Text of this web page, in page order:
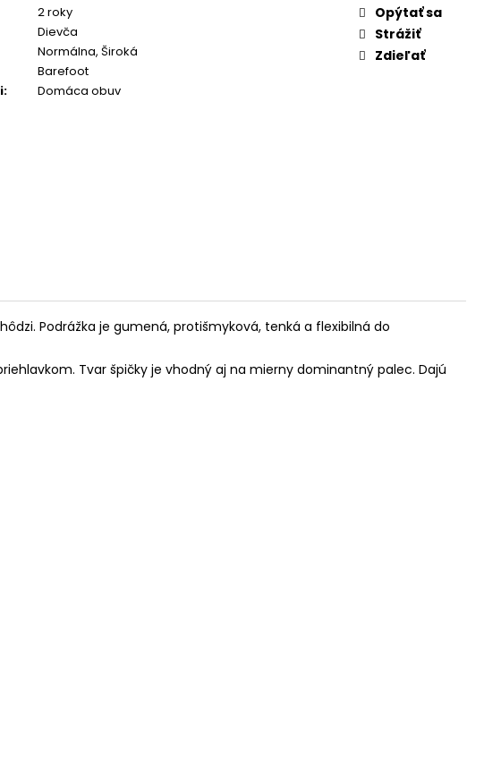
2 roky
Dievča
Normálna, Široká
Barefoot
: Domáca obuv
Opýtať sa
Strážiť
Zdieľať
Podrážka je gumená, protišmyková, tenká a flexibilná do
Tvar špičky je vhodný aj na mierny dominantný palec. Dajú